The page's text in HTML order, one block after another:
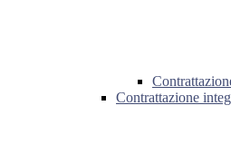
Contrattazione